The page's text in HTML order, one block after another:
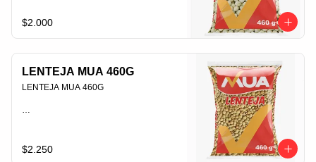
PLU 006390
$2.000
LENTEJA MUA 460G
LENTEJA MUA 460G
PLU 008029
$2.250